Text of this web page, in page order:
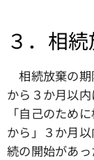
３．相
相続放棄の期
から３か月以内
「自己のため
から」３か月
続の開始があっ